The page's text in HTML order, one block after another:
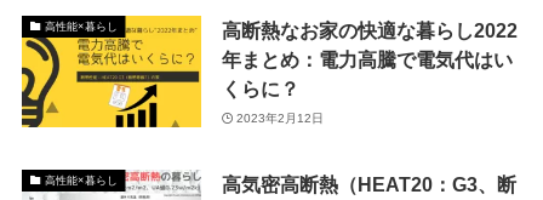
高性能×暮らし
高断熱なお家の快適な暮らし2022
年まとめ：電力高騰で電気代はい
くらに？
2023年2月12日
高性能×暮らし
高気密高断熱（HEAT20：G3、断